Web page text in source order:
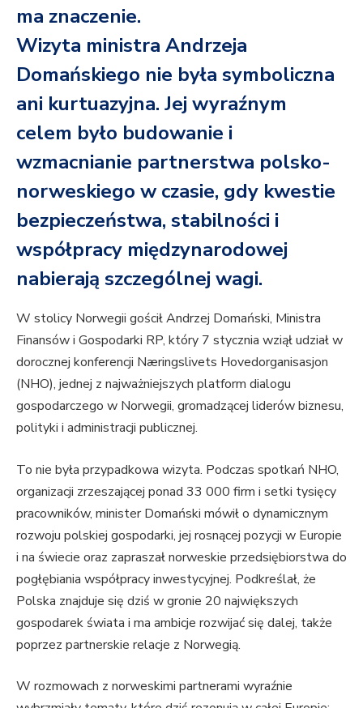
ma znaczenie.
Wizyta ministra Andrzeja
Domańskiego nie była symboliczna
ani kurtuazyjna. Jej wyraźnym
celem było budowanie i
wzmacnianie partnerstwa polsko-
norweskiego w czasie, gdy kwestie
bezpieczeństwa, stabilności i
współpracy międzynarodowej
nabierają szczególnej wagi.
W stolicy Norwegii gościł Andrzej Domański, Ministra
Finansów i Gospodarki RP, który 7 stycznia wziął udział w
dorocznej konferencji Næringslivets Hovedorganisasjon
(NHO), jednej z najważniejszych platform dialogu
gospodarczego w Norwegii, gromadzącej liderów biznesu,
polityki i administracji publicznej.
To nie była przypadkowa wizyta. Podczas spotkań NHO,
organizacji zrzeszającej ponad 33 000 firm i setki tysięcy
pracowników, minister Domański mówił o dynamicznym
rozwoju polskiej gospodarki, jej rosnącej pozycji w Europie
i na świecie oraz zapraszał norweskie przedsiębiorstwa do
pogłębiania współpracy inwestycyjnej. Podkreślał, że
Polska znajduje się dziś w gronie 20 największych
gospodarek świata i ma ambicje rozwijać się dalej, także
poprzez partnerskie relacje z Norwegią.
W rozmowach z norweskimi partnerami wyraźnie